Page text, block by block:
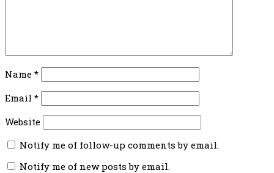
Name *
Email *
Website
Notify me of follow-up comments by email.
Notify me of new posts by email.